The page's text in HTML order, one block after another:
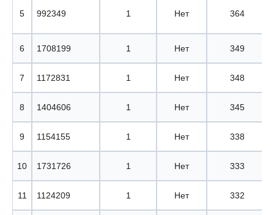
5 992349 1 Нет 364
6 1708199 1 Нет 349
7 1172831 1 Нет 348
8 1404606 1 Нет 345
9 1154155 1 Нет 338
10 1731726 1 Нет 333
11 1124209 1 Нет 332